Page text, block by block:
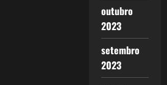
outubro
2023
setembro
2023